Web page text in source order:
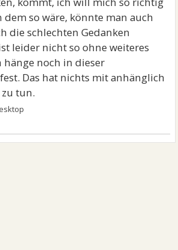
dem so wäre, könnte man auch
die schlechten Gedanken
leider nicht so ohne weiteres
hänge noch in dieser
Das hat nichts mit anhänglich
tun.